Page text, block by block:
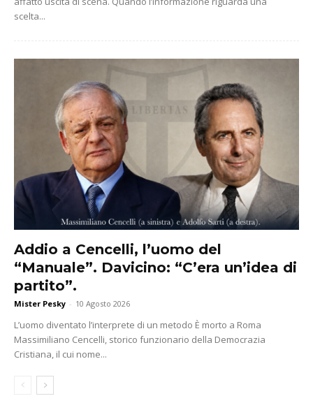
scelta...
Addio a Cencelli, l’uomo del
“Manuale”. Davicino: “C’era un’idea di
partito”.
Mister Pesky - 10 Agosto 2026
L’uomo diventato l’interprete di un metodo È morto a Roma
Massimiliano Cencelli, storico funzionario della Democrazia
Cristiana, il cui nome...